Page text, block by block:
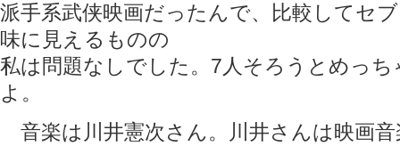
派手系武侠映画だったんで、比較してセ
味に見えるものの
私は問題なしでした。7人そろうとめっ
よ。
音楽は川井憲次さん。川井さんは映画